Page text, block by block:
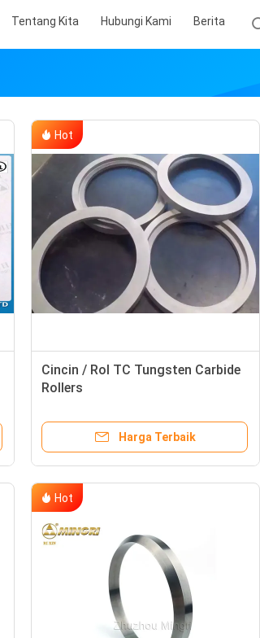
Tentang Kita Hubungi Kami Berita
Hot
Cincin / Rol TC Tungsten Carbide
Rollers
Harga Terbaik
Hot